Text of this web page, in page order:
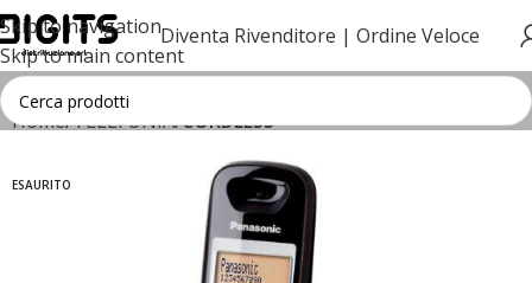
Skip to navigation
Skip to main content
Diventa Rivenditore | Ordine Veloce
Home TELEFONIA CORDLESS
ESAURITO